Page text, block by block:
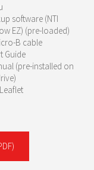
software (NTI
EZ) (pre-loaded)
B cable
Guide
(pre-installed on